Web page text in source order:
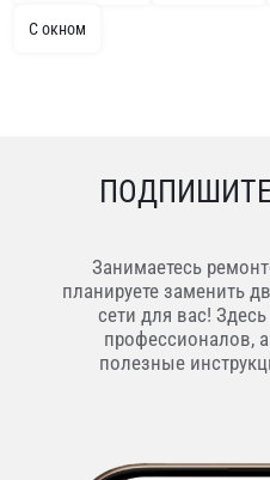
С окном
Занимаетесь
планируете заменить
сети для вас!
профессионалов,
полезные